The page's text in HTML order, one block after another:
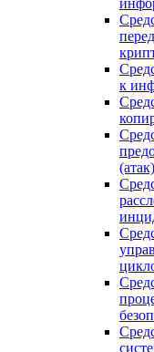
к
(атак)